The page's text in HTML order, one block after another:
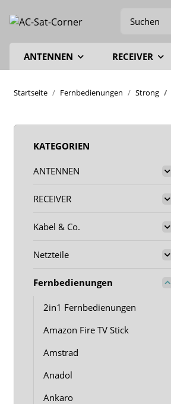
ANTENNEN RECEIVER
Startseite Fernbedienungen Strong
KATEGORIEN
ANTENNEN
RECEIVER
Kabel & Co.
Netzteile
Fernbedienungen
2in1 Fernbedienungen
Amazon Fire TV Stick
Amstrad
Anadol
Ankaro